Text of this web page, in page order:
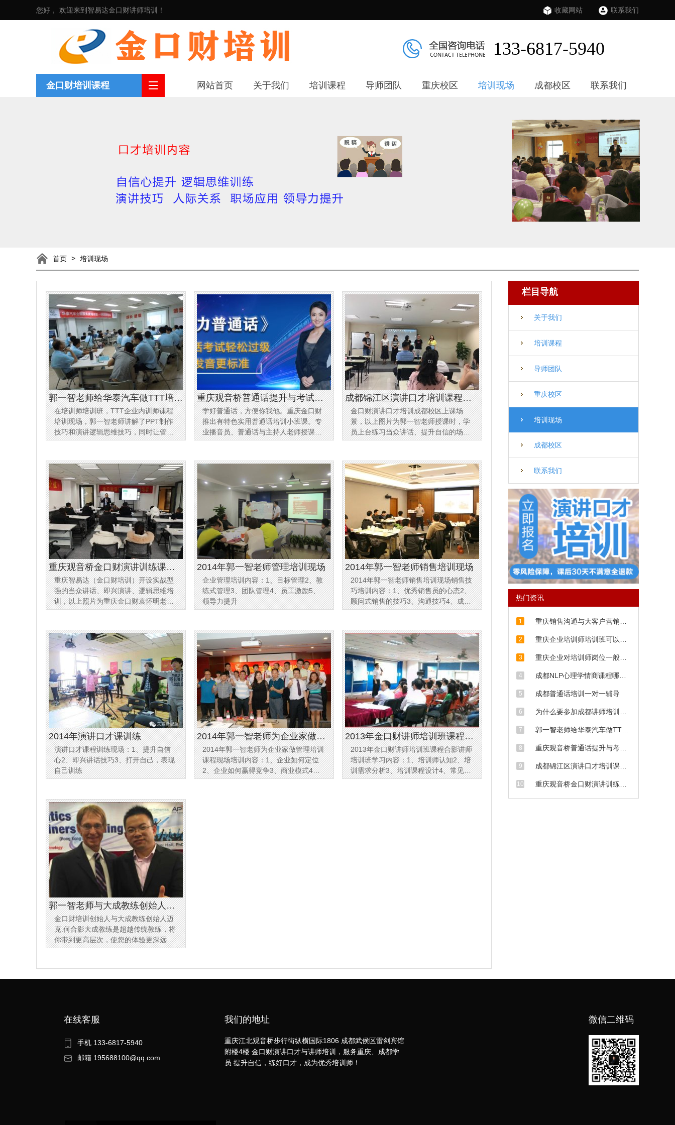
收藏网站 联系我们
您好， 欢迎来到智易达金口财讲师培训！
133-6817-5940
金口财培训课程 网站首页 关于我们 培训课程 导师团队 重庆校区 培训现场 成都校区 联系我们
首页 > 培训现场
栏目导航
关于我们
培训课程
导师团队
重庆校区
培训现场
成都校区
联系我们
热门资讯
1
重庆销售沟通与大客户营销培
2
重庆企业培训师培训班可以学
3
重庆企业对培训师岗位一般有
4
成都NLP心理学情商课程哪里
5 成都普通话培训一对一辅导
6
为什么要参加成都讲师培训
7
郭一智老师给华泰汽车做TTT
8
重庆观音桥普通话提升与考试
9
成都锦江区演讲口才培训课程
10
重庆观音桥金口财演讲训练课
郭一智老师给华泰汽车做TTT培训
师课程现场
在培训师培训班，TTT企业内训师课程
培训现场，郭一智老师讲解了PPT制作
技巧和演讲逻辑思维技巧，同时让管理
者、企业内训师朋友练习相关技能，提
重庆观音桥普通话提升与考试培
训课程
学好普通话，方便你我他。重庆金口财
推出有特色实用普通话培训小班课。专
业播音员、普通话与主持人老师授课，
手把手教学。针对四川、重庆人的口音
题，重难点，进行突击训练。让学
成都锦江区演讲口才培训课程上
课场景
金口财演讲口才培训成都校区上课场
景，以上图片为郭一智老师授课时，学
员上台练习当众讲话、提升自信的场
景。上课地址为成都锦江区东方广场写
击关注课程信息：成都口才培训
重庆观音桥金口财演讲训练课程
场景
重庆智易达（金口财培训）开设实战型
强的当众讲话、即兴演讲、逻辑思维培
训，以上照片为重庆金口财袁怀明老师
重庆观音桥光宇国际校区讲课程的培训
2014年郭一智老师管理培训现场
企业管理培训内容：1、目标管理2、教
练式管理3、团队管理4、员工激励5、
领导力提升
2014年郭一智老师销售培训现场
2014年郭一智老师销售培训现场销售技
巧培训内容：1、优秀销售员的心态2、
顾问式销售的技巧3、沟通技巧4、成交
的技巧5、客户关系的技巧
2014年演讲口才课训练
演讲口才课程训练现场：1、提升自信
心2、即兴讲话技巧3、打开自己，表现
自己训练
2014年郭一智老师为企业家做管
理培训课程现场
2014年郭一智老师为企业家做管理培训
课程现场培训内容：1、企业如何定位
2、企业如何赢得竞争3、商业模式4、
系统的力量
2013年金口财讲师培训班课程合
影2013年金口财讲师培训班课程合影讲师
培训班学习内容：1、培训师认知2、培
训需求分析3、培训课程设计4、常见授
课方法5、培训技巧
郭一智老师与大成教练创始人合
影金口财培训创始人与大成教练创始人迈
克.何合影大成教练是超越传统教练，将
你带到更高层次，使您的体验更深远、
更启发，具有革新意义的教练模式。心
不同层面，在较低层面上的改变
在线客服
手机 133-6817-5940
邮箱 195688100@qq.com
我们的地址
重庆江北观音桥步行街纵横国际1806 成都武侯区雷剑宾馆
附楼4楼 金口财演讲口才与讲师培训，服务重庆、成都学
员 提升自信，练好口才，成为优秀培训师！
微信二维码